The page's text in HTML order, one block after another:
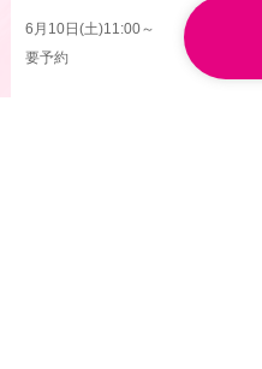
6月10日(土)11:00～
要予約